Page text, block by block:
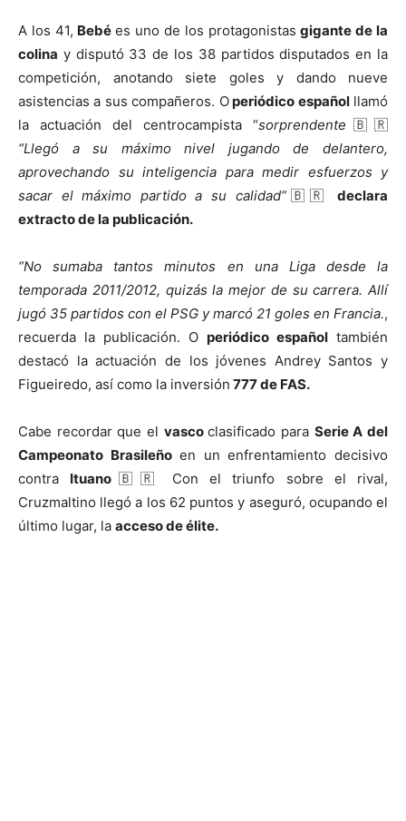
A los 41, Bebées uno de los protagonistasgigante de la
colina y disputó 33 de los 38 partidos disputados en la
competición, anotando siete goles y dando nueve
asistencias a sus compañeros. Operiódico españolllamó
la actuación del centrocampista “sorprendente 🇧🇷
“Llegó a su máximo nivel jugando de delantero,
aprovechando su inteligencia para medir esfuerzos y
sacar el máximo partido a su calidad”🇧🇷declara
extracto de la publicación.
“No sumaba tantos minutos en una Liga desde la
temporada 2011/2012, quizás la mejor de su carrera. Allí
jugó 35 partidos con el PSG y marcó 21 goles en Francia.,
recuerda la publicación. O periódico español también
destacó la actuación de los jóvenes Andrey Santos y
Figueiredo, así como la inversión 777 de FAS.
Cabe recordar que el vascoclasificado para Serie A del
Campeonato Brasileñoen un enfrentamiento decisivo
contra Ituano 🇧🇷 Con el triunfo sobre el rival,
Cruzmaltino llegó a los 62 puntos y aseguró, ocupando el
último lugar, la acceso de élite.